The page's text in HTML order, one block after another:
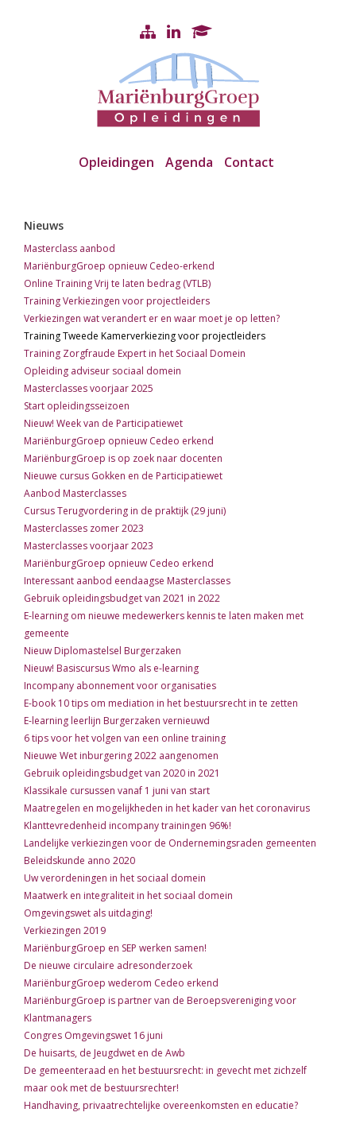
Opleidingen Agenda Contact
Nieuws
Masterclass aanbod
MariënburgGroep opnieuw Cedeo-erkend
Online Training Vrij te laten bedrag (VTLB)
Training Verkiezingen voor projectleiders
Verkiezingen wat verandert er en waar moet je op letten?
Training Tweede Kamerverkiezing voor projectleiders
Training Zorgfraude Expert in het Sociaal Domein
Opleiding adviseur sociaal domein
Masterclasses voorjaar 2025
Start opleidingsseizoen
Nieuw! Week van de Participatiewet
MariënburgGroep opnieuw Cedeo erkend
MariënburgGroep is op zoek naar docenten
Nieuwe cursus Gokken en de Participatiewet
Aanbod Masterclasses
Cursus Terugvordering in de praktijk (29 juni)
Masterclasses zomer 2023
Masterclasses voorjaar 2023
MariënburgGroep opnieuw Cedeo erkend
Interessant aanbod eendaagse Masterclasses
Gebruik opleidingsbudget van 2021 in 2022
E-learning om nieuwe medewerkers kennis te laten maken met
gemeente
Nieuw Diplomastelsel Burgerzaken
Nieuw! Basiscursus Wmo als e-learning
Incompany abonnement voor organisaties
E-book 10 tips om mediation in het bestuursrecht in te zetten
E-learning leerlijn Burgerzaken vernieuwd
6 tips voor het volgen van een online training
Nieuwe Wet inburgering 2022 aangenomen
Gebruik opleidingsbudget van 2020 in 2021
Klassikale cursussen vanaf 1 juni van start
Maatregelen en mogelijkheden in het kader van het coronavirus
Klanttevredenheid incompany trainingen 96%!
Landelijke verkiezingen voor de Ondernemingsraden gemeenten
Beleidskunde anno 2020
Uw verordeningen in het sociaal domein
Maatwerk en integraliteit in het sociaal domein
Omgevingswet als uitdaging!
Verkiezingen 2019
MariënburgGroep en SEP werken samen!
De nieuwe circulaire adresonderzoek
MariënburgGroep wederom Cedeo erkend
MariënburgGroep is partner van de Beroepsvereniging voor
Klantmanagers
Congres Omgevingswet 16 juni
De huisarts, de Jeugdwet en de Awb
De gemeenteraad en het bestuursrecht: in gevecht met zichzelf
maar ook met de bestuursrechter!
Handhaving, privaatrechtelijke overeenkomsten en educatie?